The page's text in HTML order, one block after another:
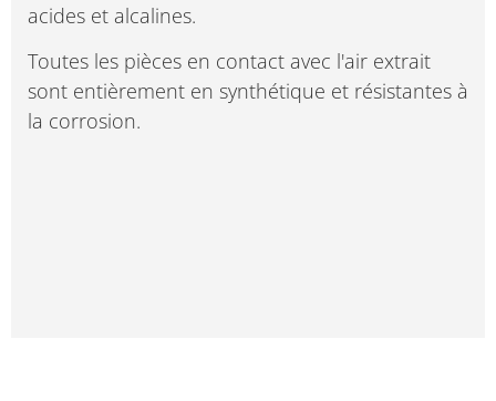
acides et alcalines.
Toutes les pièces en contact avec l'air extrait
sont entièrement en synthétique et résistantes à
la corrosion.